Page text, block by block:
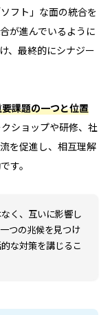
フト」な面の統合を
が進んでいるように
、最終的にシナジー
課題の一つと位置
ショップや研修、社
を促進し、相互理解
す。
く、互いに影響し
つの兆候を見つけ
な対策を講じるこ